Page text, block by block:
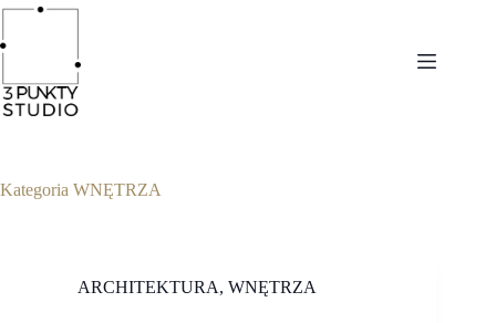
Kategoria WNĘTRZA
ARCHITEKTURA, WNĘTRZA